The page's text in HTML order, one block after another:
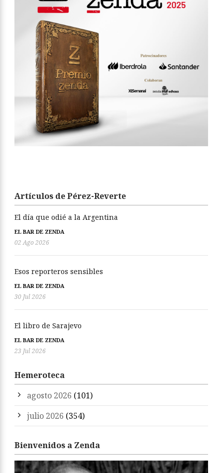
Artículos de Pérez-Reverte
El día que odié a la Argentina
EL BAR DE ZENDA
02 Ago 2026
Esos reporteros sensibles
EL BAR DE ZENDA
30 Jul 2026
El libro de Sarajevo
EL BAR DE ZENDA
23 Jul 2026
Hemeroteca
agosto 2026 (101)
julio 2026 (354)
Bienvenidos a Zenda